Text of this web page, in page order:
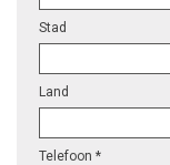
Stad
Land
Telefoon *